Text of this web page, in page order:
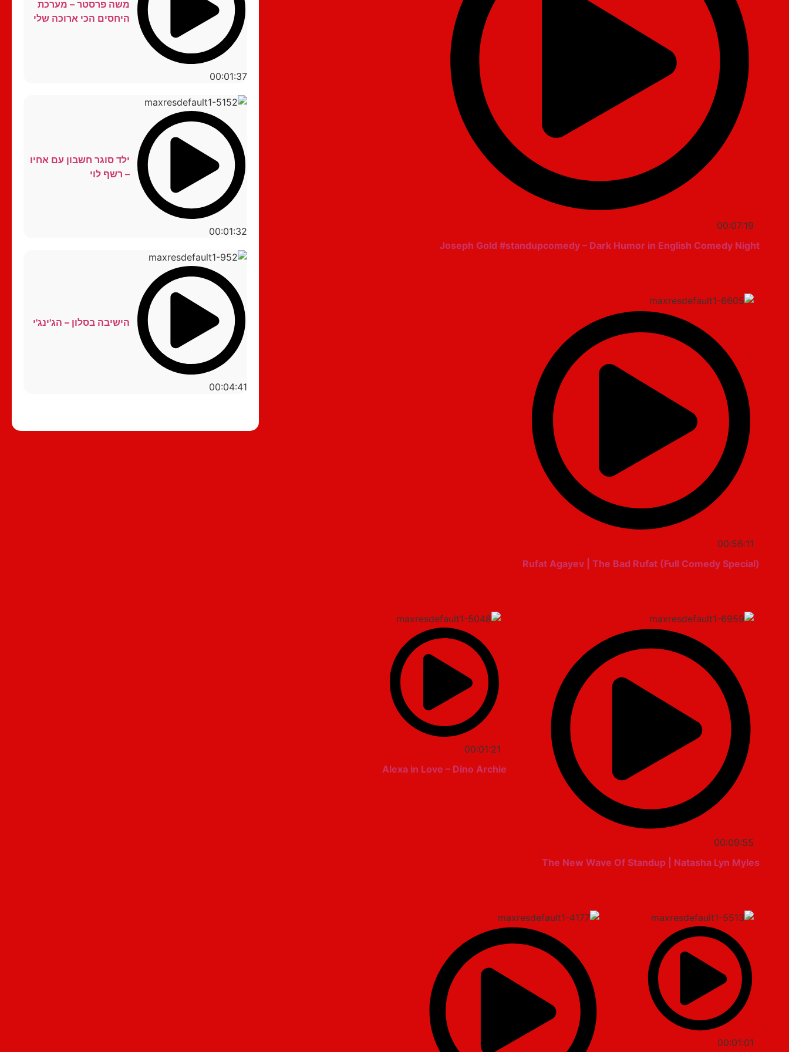
00:07:19
Joseph Gold #standupcomedy – Dark Humor in English Comedy Night
00:56:11
Rufat Agayev | The Bad Rufat (Full Comedy Special)
00:09:55
The New Wave Of Standup | Natasha Lyn Myles
00:01:21
Alexa in Love – Dino Archie
00:01:01
00:01:37
משה פרסטר – מערכת
היחסים הכי ארוכה שלי
00:01:32
ילד סוגר חשבון עם אחיו
– רשף לוי
00:04:41
הישיבה בסלון – הג'ינג'י